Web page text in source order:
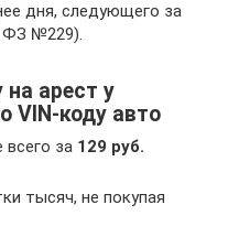
дня, следующего за
ФЗ №229).
арест у
VIN-коду авто
за 129 руб.
тысяч, не покупая